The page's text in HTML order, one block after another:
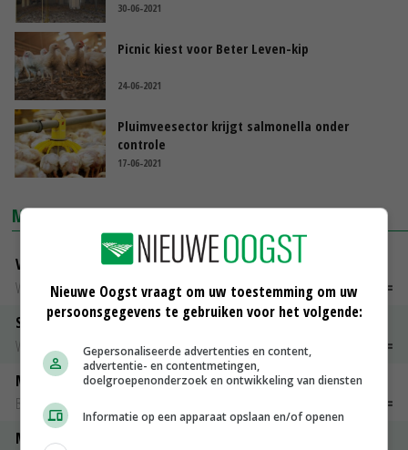
30-06-2021
Picnic kiest voor Beter Leven-kip
24-06-2021
Pluimveesector krijgt salmonella onder
controle
17-06-2021
MARKTPRIJZEN
Vleeskuikens Barneveld tot 2000 gr
Weekcijfers
€ 1,09~ € 1,11
Slachtkippen Barneveld Moederdieren (> 3,5 kg)
Weekcijfers
€ 0,85
Maat 48
Barneveld kooieieren
Maat 54
Nieuwe Oogst vraagt om uw toestemming om uw
persoonsgegevens te gebruiken voor het volgende:
Gepersonaliseerde advertenties en content,
advertentie- en contentmetingen,
doelgroepenonderzoek en ontwikkeling van diensten
Informatie op een apparaat opslaan en/of openen